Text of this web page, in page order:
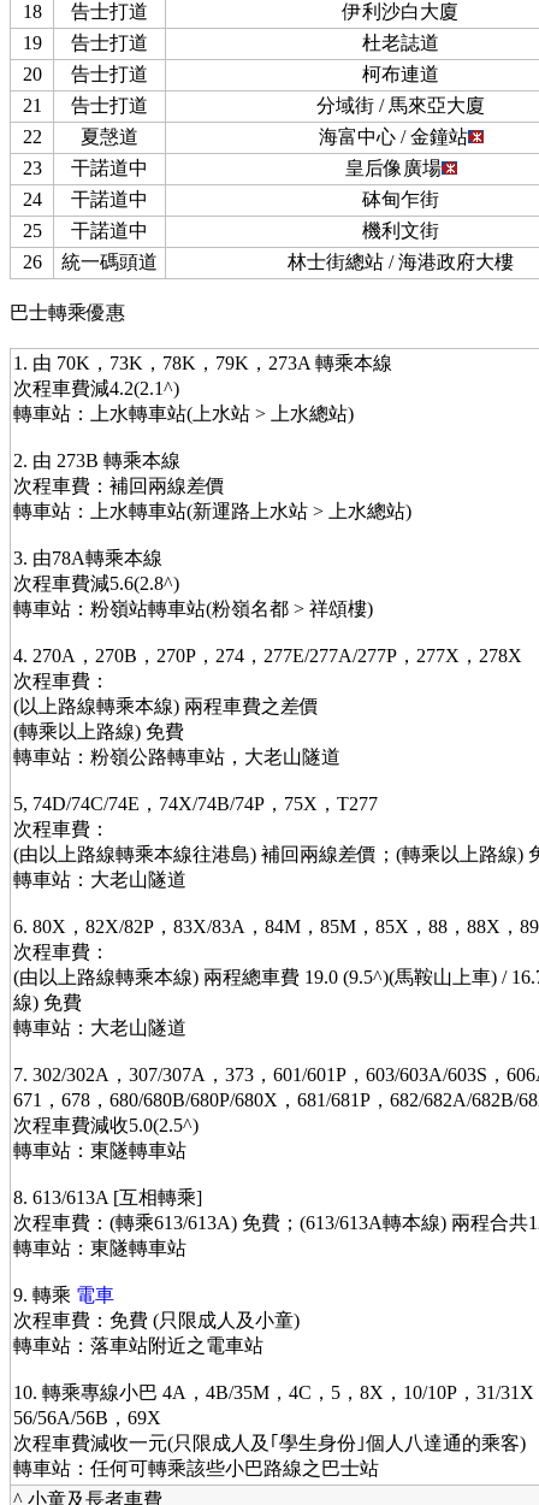
18
告士打道
伊利沙白大廈
19
告士打道
杜老誌道
20
告士打道
柯布連道
21
告士打道
分域街 / 馬來亞大廈
22
夏愨道
海富中心 / 金鐘站
23
干諾道中
皇后像廣場
24
干諾道中
砵甸乍街
25
干諾道中
機利文街
26
統一碼頭道 林士街總站 / 海港政府大樓
巴士轉乘優惠
1. 由 70K，73K，78K，79K，273A 轉乘本線
次程車費減4.2(2.1^)
轉車站：上水轉車站(上水站 > 上水總站)
2. 由 273B 轉乘本線
次程車費：補回兩線差價
轉車站：上水轉車站(新運路上水站 > 上水總站)
3. 由78A轉乘本線
次程車費減5.6(2.8^)
轉車站：粉嶺站轉車站(粉嶺名都 > 祥頌樓)
4. 270A，270B，270P，274，277E/277A/277P，277X，278X
次程車費：
(以上路線轉乘本線) 兩程車費之差價
(轉乘以上路線) 免費
轉車站：粉嶺公路轉車站，大老山隧道
5, 74D/74C/74E，74X/74B/74P，75X，T277
次程車費：
(由以上路線轉乘本線往港島) 補回兩線差價；(轉乘以上路線)
轉車站：大老山隧道
6. 80X，82X/82P，83X/83A，84M，85M，85X，88，88X，
次程車費：
(由以上路線轉乘本線) 兩程總車費 19.0 (9.5^)(馬鞍山上車) /
線) 免費
轉車站：大老山隧道
7. 302/302A，307/307A，373，601/601P，603/603A/603S，
671，678，680/680B/680P/680X，681/681P，682/682A/682B/
次程車費減收5.0(2.5^)
轉車站：東隧轉車站
8. 613/613A [互相轉乘]
次程車費：(轉乘613/613A) 免費；(613/613A轉本線) 兩程合共
轉車站：東隧轉車站
9. 轉乘 電車
次程車費：免費 (只限成人及小童)
轉車站：落車站附近之電車站
10. 轉乘專線小巴 4A，4B/35M，4C，5，8X，10/10P，31/
56/56A/56B，69X
次程車費減收一元(只限成人及｢學生身份｣個人八達通的乘客)
轉車站：任何可轉乘該些小巴路線之巴士站
^ 小童及長者車費